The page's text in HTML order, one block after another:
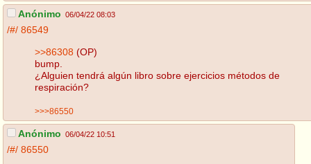
Anónimo 06/04/22 08:03
/#/ 86549
>>86308 (OP)
bump.
¿Alguien tendrá algún libro sobre ejercicios métodos de
respiración?
>>>86550
Anónimo 06/04/22 10:51
/#/ 86550